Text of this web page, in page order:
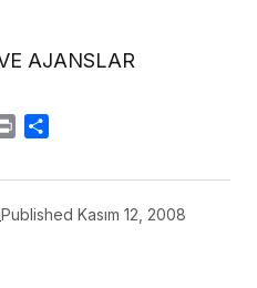
AJANSLAR
Print
Published Kasım 12, 2008